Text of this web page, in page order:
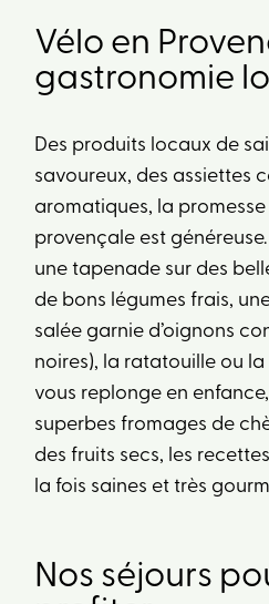
Vélo en
gastronomie
Des produits locaux de
savoureux, des assiettes
aromatiques, la promesse
provençale est
une tapenade sur des
de bons légumes frais,
salée garnie d’oignons
noires), la ratatouille ou
vous replonge en
superbes fromages de
des fruits secs, les
la fois saines et très
Nos séjours